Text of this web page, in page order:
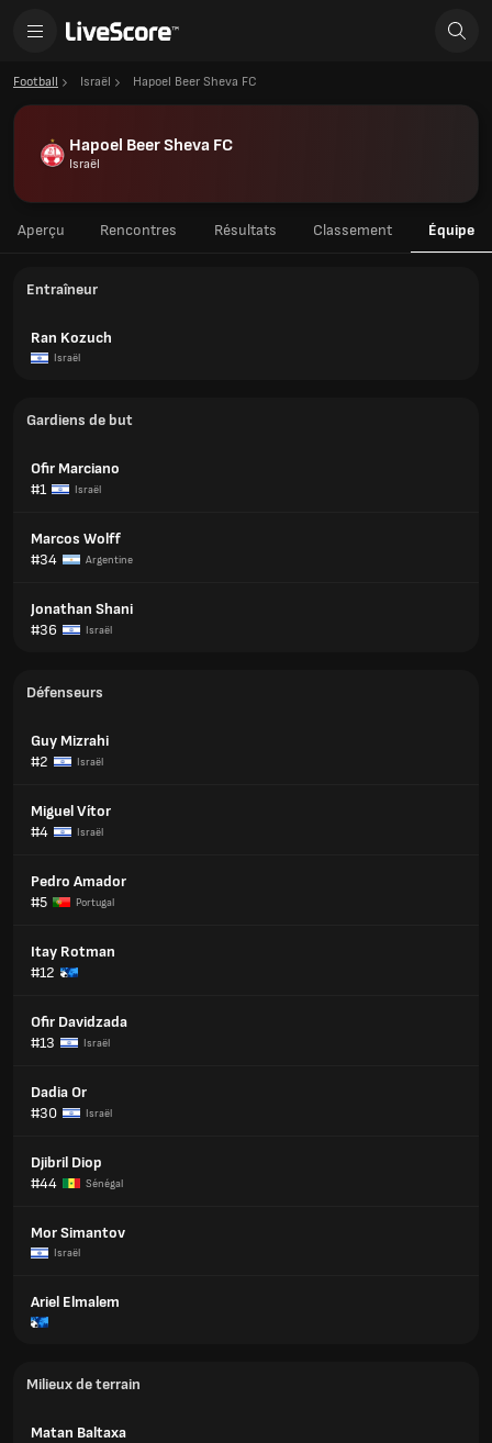
Football Israël Hapoel Beer Sheva FC
Hapoel Beer Sheva FC
Israël
Aperçu Rencontres Résultats Classement Équipe
Entraîneur
Ran Kozuch
Israël
Gardiens de but
Ofir Marciano
#1
Israël
Marcos Wolff
#34
Argentine
Jonathan Shani
#36
Israël
Défenseurs
Guy Mizrahi
#2
Israël
Miguel Vítor
#4
Israël
Pedro Amador
#5
Portugal
Itay Rotman
#12
Ofir Davidzada
#13
Israël
Dadia Or
#30
Israël
Djibril Diop
#44
Sénégal
Mor Simantov
Israël
Ariel Elmalem
Milieux de terrain
Matan Baltaxa